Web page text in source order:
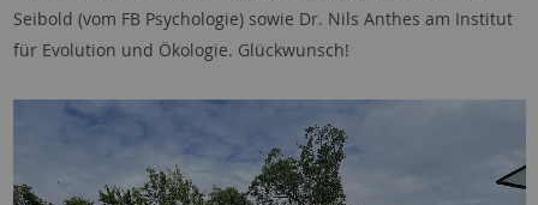
Seibold (vom FB Psychologie) sowie Dr. Nils Anthes am Institut
für Evolution und Ökologie. Glückwunsch!